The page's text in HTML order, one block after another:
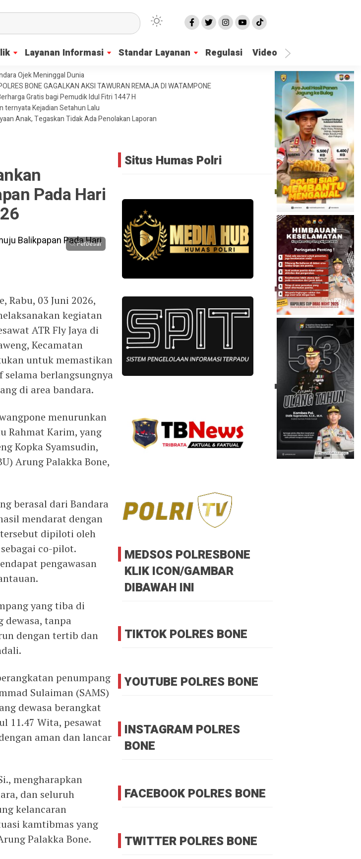
Layanan Informasi Standar Layanan Regulasi Video Lapor Gangguan
Ojek Meninggal Dunia
BONE GAGALKAN AKSI TAWURAN REMAJA DI WATAMPONE
Gratis bagi Pemudik Idul Fitri 1447 H
ternyata Kejadian Setahun Lalu
Anak, Tegaskan Tidak Ada Penolakan Laporan
Pada Hari
Perbesar
Rabu, 03 Juni 2026,
kegiatan
ATR Fly Jaya di
Kecamatan
untuk memastikan
berlangsungnya
di area bandara.
menurunkan
Rahmat Karim, yang
Kopka Syamsudin,
Arung Palakka Bone,
berasal dari Bandara
mendarat dengan
tersebut dipiloti oleh
co-pilot.
pengawasan
yang tiba di
dewasa, tanpa
dengan tertib dan
penumpang
Sulaiman (SAMS)
dewasa berangkat
11.47 Wita, pesawat
aman dan lancar
mengharapkan
dan seluruh
kelancaran
kamtibmas yang
Palakka Bone.
Situs Humas Polri
MEDSOS POLRESBONE
KLIK ICON/GAMBAR
DIBAWAH INI
TIKTOK POLRES BONE
YOUTUBE POLRES BONE
INSTAGRAM POLRES
BONE
FACEBOOK POLRES BONE
TWITTER POLRES BONE